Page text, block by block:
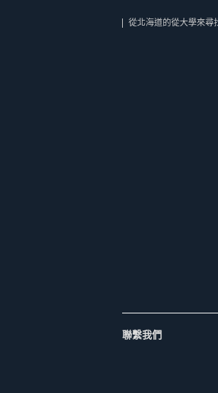
從北海道的從大學來尋
聯繫我們